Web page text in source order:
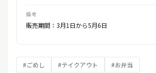
備考
販売期間：3月1日から5月6日
#ごめし #テイクアウト #お弁当